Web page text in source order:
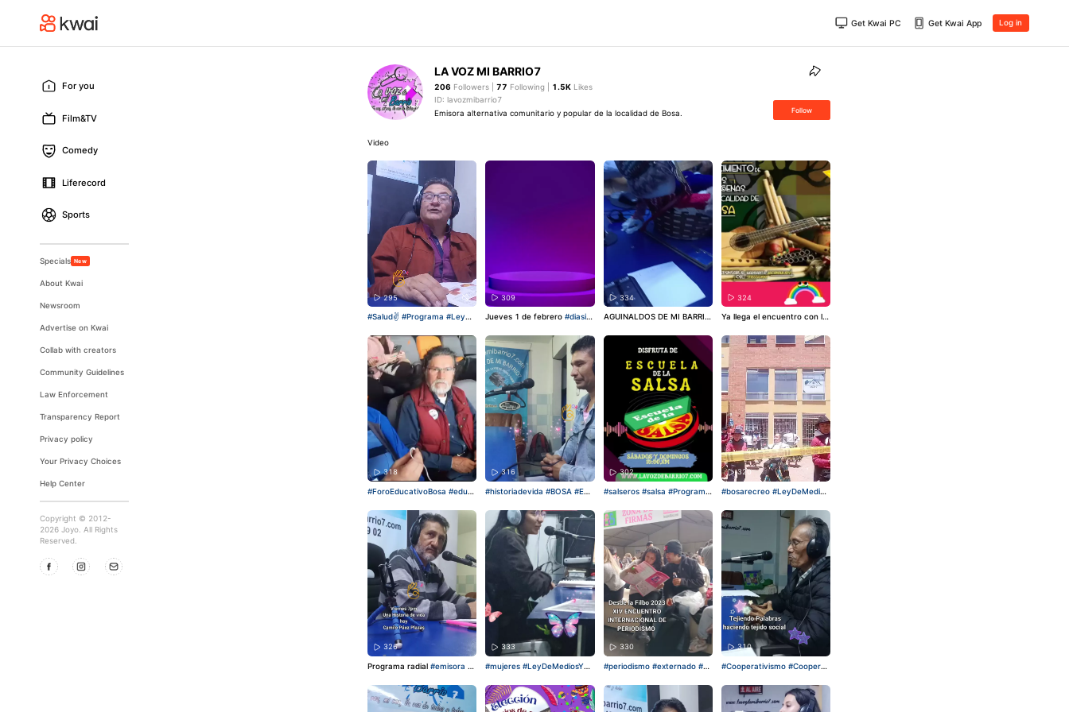
Get Kwai PC Get Kwai App Log in
For you
Film&TV
Comedy
Liferecord
Sports
Specials New
About Kwai
Newsroom
Advertise on Kwai
Collab with creators
Community Guidelines
Law Enforcement
Transparency Report
Privacy policy
Your Privacy Choices
Help Center
Copyright © 2012-
2026 Joyo. All Rights
Reserved.
LA VOZ MI BARRIO7
206 Followers |77 Following | 1.5K Likes
ID: lavozmibarrio7
Emisora alternativa comunitario y popular de la localidad de Bosa.
Follow
Video
295
#Salud✌ #Programa #LeyDe
@Fernando Escobar780 @U
ser_1616195159051
309
Jueves 1 de febrero#diasin
óndonandoconamor @Ferna
ndo Escobar780
@lavozjam
p @Tatiana Espitia909
334
AGUINALDOS DE MI BARRIO
m#aguinaldos #navidad #ba
#propiedadhorizontal
Ac
ompañamos y transmitimos
tu novena de navidad, cont
acto 3123075310 y 310698
324
Ya llega el encuentro con la
on círculo de la palabra, dan
za, alimento propio y mucho
más. Te esperamos
#puebloi
ndigena #cultura #Bogotá #
esculturalocal
318
#ForoEducativoBosa #educ
diantes
316
#historiadevida #BOSA #Ent
yDeMediosYA
302
#salseros #salsa #Programa
ali
320
#bosarecreo #LeyDeMedios
ozdemibarrio7
326
Programa radial#emisora #l
diosYA #lidercomunitario
333
#mujeres #LeyDeMediosYA
ogramaradial
330
#periodismo #externado #Hi
niversidad
310
#Cooperativismo #Cooperati